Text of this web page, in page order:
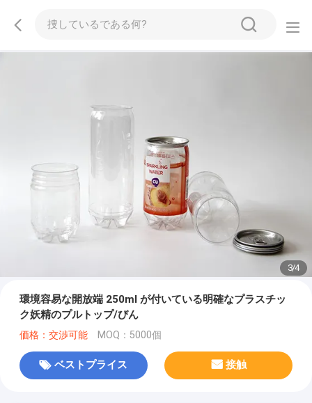
3/4
環境容易な開放端 250ml が付いている明確なプラスチッ
ク妖精のプルトップ/びん
価格：交渉可能 MOQ：5000個
ベストプライス 接触